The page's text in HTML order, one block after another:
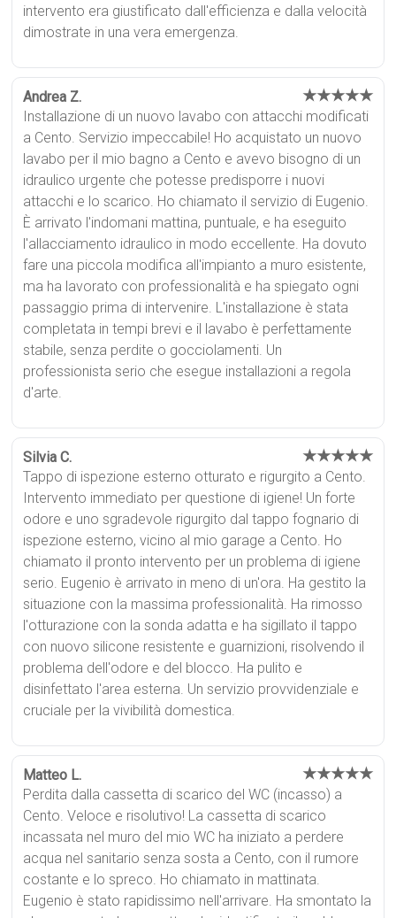
intervento era giustificato dall'efficienza e dalla velocità
dimostrate in una vera emergenza.
Andrea Z. ★★★★★
Installazione di un nuovo lavabo con attacchi modificati
a Cento. Servizio impeccabile! Ho acquistato un nuovo
lavabo per il mio bagno a Cento e avevo bisogno di un
idraulico urgente che potesse predisporre i nuovi
attacchi e lo scarico. Ho chiamato il servizio di Eugenio.
È arrivato l'indomani mattina, puntuale, e ha eseguito
l'allacciamento idraulico in modo eccellente. Ha dovuto
fare una piccola modifica all'impianto a muro esistente,
ma ha lavorato con professionalità e ha spiegato ogni
passaggio prima di intervenire. L'installazione è stata
completata in tempi brevi e il lavabo è perfettamente
stabile, senza perdite o gocciolamenti. Un
professionista serio che esegue installazioni a regola
d'arte.
Silvia C. ★★★★★
Tappo di ispezione esterno otturato e rigurgito a Cento.
Intervento immediato per questione di igiene! Un forte
odore e uno sgradevole rigurgito dal tappo fognario di
ispezione esterno, vicino al mio garage a Cento. Ho
chiamato il pronto intervento per un problema di igiene
serio. Eugenio è arrivato in meno di un'ora. Ha gestito la
situazione con la massima professionalità. Ha rimosso
l'otturazione con la sonda adatta e ha sigillato il tappo
con nuovo silicone resistente e guarnizioni, risolvendo il
problema dell'odore e del blocco. Ha pulito e
disinfettato l'area esterna. Un servizio provvidenziale e
cruciale per la vivibilità domestica.
Matteo L. ★★★★★
Perdita dalla cassetta di scarico del WC (incasso) a
Cento. Veloce e risolutivo! La cassetta di scarico
incassata nel muro del mio WC ha iniziato a perdere
acqua nel sanitario senza sosta a Cento, con il rumore
costante e lo spreco. Ho chiamato in mattinata.
Eugenio è stato rapidissimo nell'arrivare. Ha smontato la